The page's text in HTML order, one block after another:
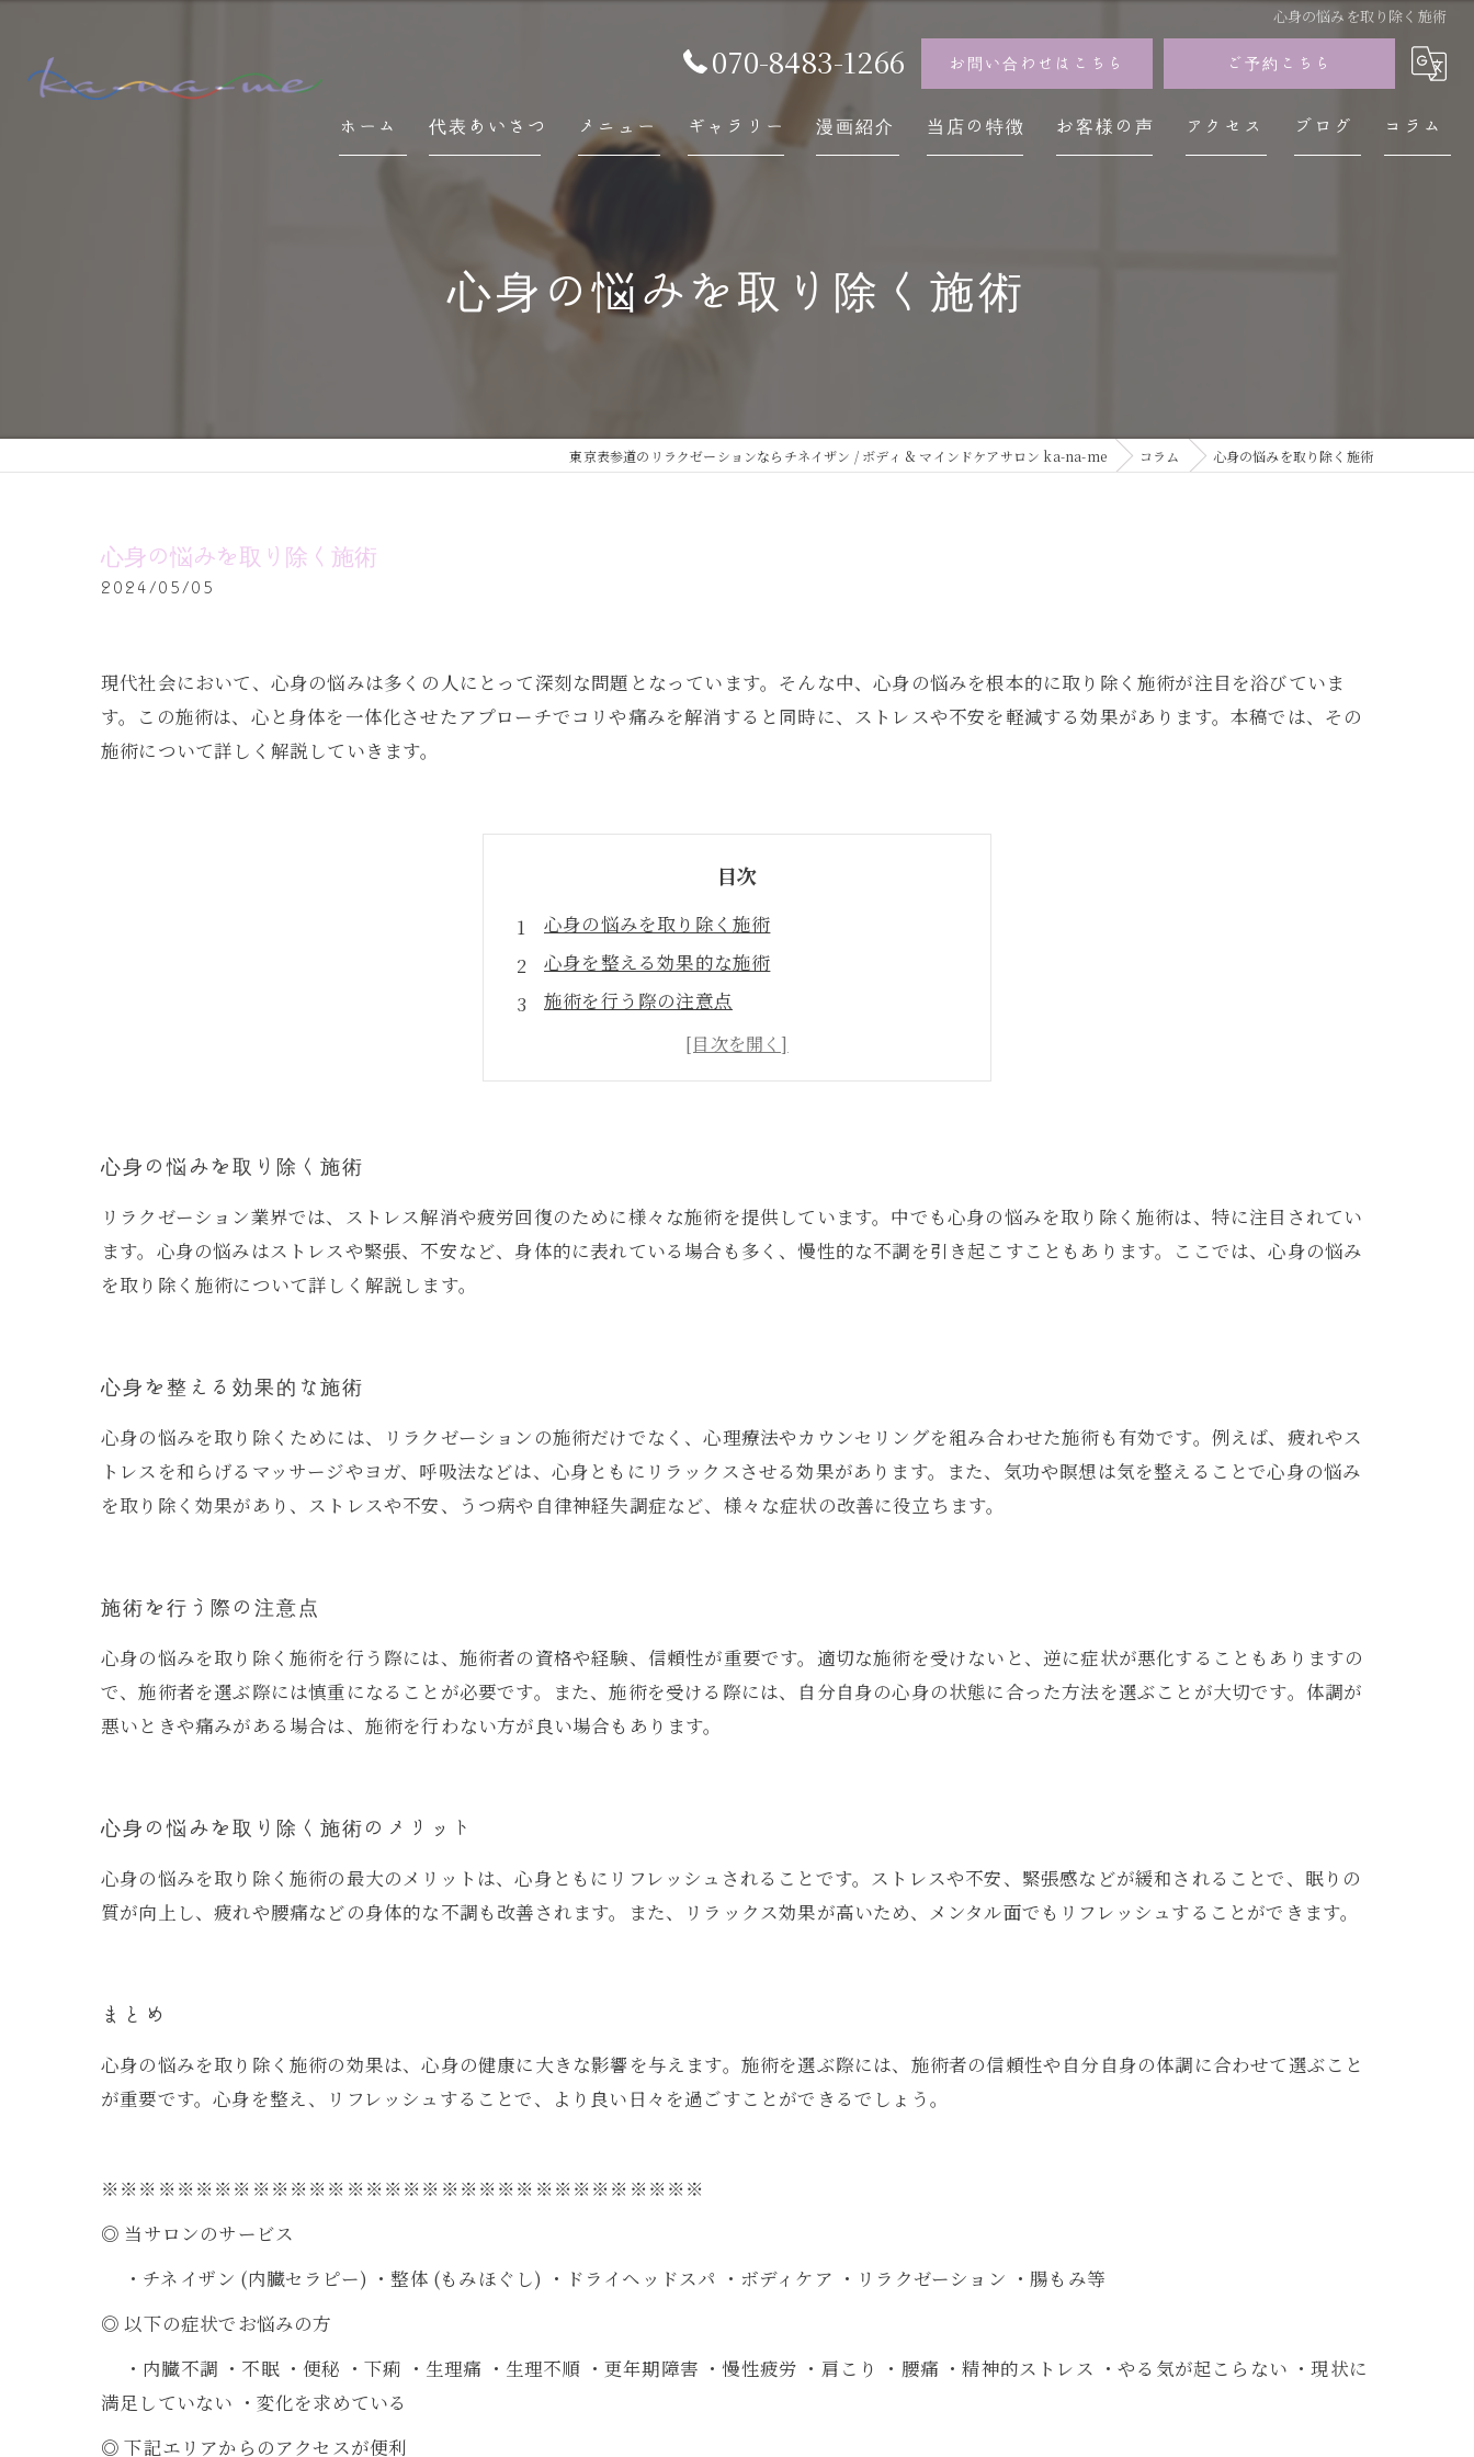
心身の悩みを取り除く施術
070-8483-1266 お問い合わせはこちら ご予約こちら
ホーム 代表あいさつ メニュー ギャラリー 漫画紹介 当店の特徴
ストレス
お客様の声 アクセス ブログ コラム
心身の悩みを取り除く施術
東京表参道のリラクゼーションならチネイザン / ボディ & マインドケアサロン ka-na-me コラム 心身の悩みを取り除く施術
心身の悩みを取り除く施術
2024/05/05
現代社会において、心身の悩みは多くの人にとって深刻な問題となっています。そんな中、心身の悩みを根本的に取り除く施術が注目を浴びていま
す。この施術は、心と身体を一体化させたアプローチでコリや痛みを解消すると同時に、ストレスや不安を軽減する効果があります。本稿では、その
施術について詳しく解説していきます。
目次
心身の悩みを取り除く施術
心身を整える効果的な施術
施術を行う際の注意点
心身の悩みを取り除く施術のメリット
まとめ
心身の悩みを取り除く施術
リラクゼーション業界では、ストレス解消や疲労回復のために様々な施術を提供しています。中でも心身の悩みを取り除く施術は、特に注目されてい
ます。心身の悩みはストレスや緊張、不安など、身体的に表れている場合も多く、慢性的な不調を引き起こすこともあります。ここでは、心身の悩み
を取り除く施術について詳しく解説します。
心身を整える効果的な施術
心身の悩みを取り除くためには、リラクゼーションの施術だけでなく、心理療法やカウンセリングを組み合わせた施術も有効です。例えば、疲れやス
トレスを和らげるマッサージやヨガ、呼吸法などは、心身ともにリラックスさせる効果があります。また、気功や瞑想は気を整えることで心身の悩み
を取り除く効果があり、ストレスや不安、うつ病や自律神経失調症など、様々な症状の改善に役立ちます。
施術を行う際の注意点
心身の悩みを取り除く施術を行う際には、施術者の資格や経験、信頼性が重要です。適切な施術を受けないと、逆に症状が悪化することもありますの
で、施術者を選ぶ際には慎重になることが必要です。また、施術を受ける際には、自分自身の心身の状態に合った方法を選ぶことが大切です。体調が
悪いときや痛みがある場合は、施術を行わない方が良い場合もあります。
心身の悩みを取り除く施術のメリット
心身の悩みを取り除く施術の最大のメリットは、心身ともにリフレッシュされることです。ストレスや不安、緊張感などが緩和されることで、眠りの
質が向上し、疲れや腰痛などの身体的な不調も改善されます。また、リラックス効果が高いため、メンタル面でもリフレッシュすることができます。
まとめ
心身の悩みを取り除く施術の効果は、心身の健康に大きな影響を与えます。施術を選ぶ際には、施術者の信頼性や自分自身の体調に合わせて選ぶこと
が重要です。心身を整え、リフレッシュすることで、より良い日々を過ごすことができるでしょう。
※※※※※※※※※※※※※※※※※※※※※※※※※※※※※※※※
◎ 当サロンのサービス
・チネイザン (内臓セラピー) ・整体 (もみほぐし) ・ドライヘッドスパ ・ボディケア ・リラクゼーション ・腸もみ等
◎ 以下の症状でお悩みの方
・内臓不調 ・不眠 ・便秘 ・下痢 ・生理痛 ・生理不順 ・更年期障害 ・慢性疲労 ・肩こり ・腰痛 ・精神的ストレス ・やる気が起こらない ・現状に
満足していない ・変化を求めている
◎ 下記エリアからのアクセスが便利